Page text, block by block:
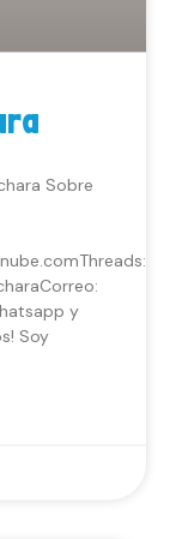
Sobre
y
Soy